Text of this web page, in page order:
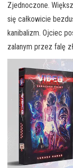
Zjednoczone.
się całkowicie
kanibalizm. Ojciec
zalanym przez falę